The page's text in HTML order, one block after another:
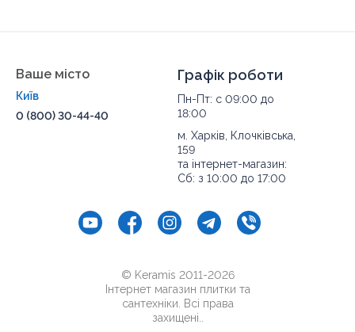
Ваше місто
Київ
0 (800) 30-44-40
Графік роботи
Пн-Пт: с 09:00 до
18:00
м. Харків, Клочківська,
159
та інтернет-магазин:
Сб: з 10:00 до 17:00
© Keramis 2011-2026
Інтернет магазин плитки та
сантехніки. Всі права
захищені..